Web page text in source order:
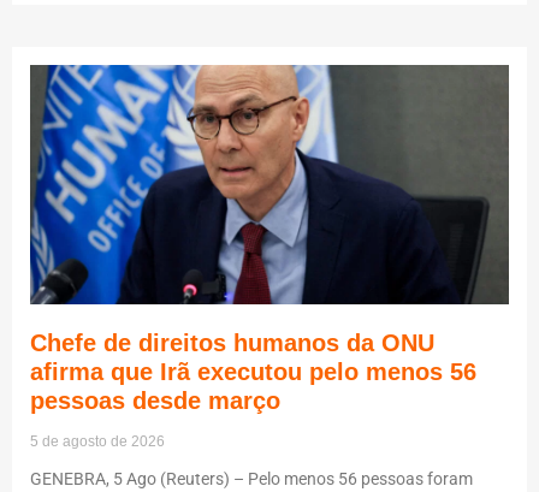
Chefe de direitos humanos da ONU
afirma que Irã executou pelo menos 56
pessoas desde março
5 de agosto de 2026
GENEBRA, 5 Ago (Reuters) – Pelo menos 56 pessoas foram